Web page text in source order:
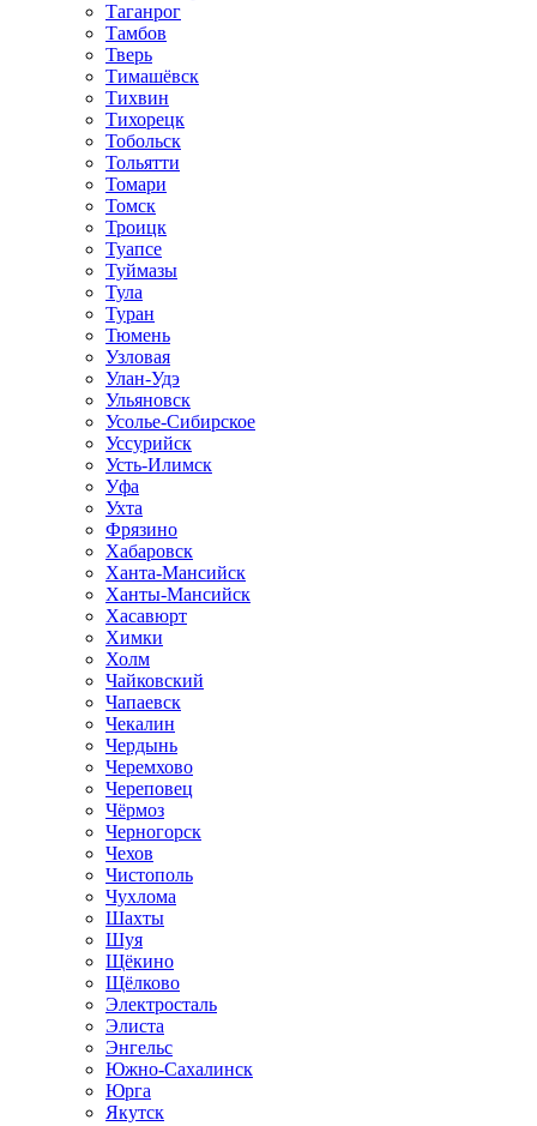
Таганрог
Тамбов
Тверь
Тимашёвск
Тихвин
Тихорецк
Тобольск
Тольятти
Томари
Томск
Троицк
Туапсе
Туймазы
Тула
Туран
Тюмень
Узловая
Улан-Удэ
Ульяновск
Усолье-Сибирское
Уссурийск
Усть-Илимск
Уфа
Ухта
Фрязино
Хабаровск
Ханта-Мансийск
Ханты-Мансийск
Хасавюрт
Химки
Холм
Чайковский
Чапаевск
Чекалин
Чердынь
Черемхово
Череповец
Чёрмоз
Черногорск
Чехов
Чистополь
Чухлома
Шахты
Шуя
Щёкино
Щёлково
Электросталь
Элиста
Энгельс
Южно-Сахалинск
Юрга
Якутск